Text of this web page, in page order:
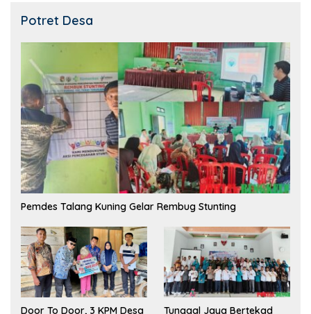
Potret Desa
Pemdes Talang Kuning Gelar Rembug Stunting
Door To Door, 3 KPM Desa
Tunggal Jaya Bertekad